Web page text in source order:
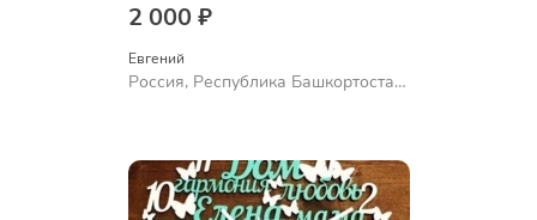
2 000 ₽
Евгений
Россия, Республика Башкортостан,